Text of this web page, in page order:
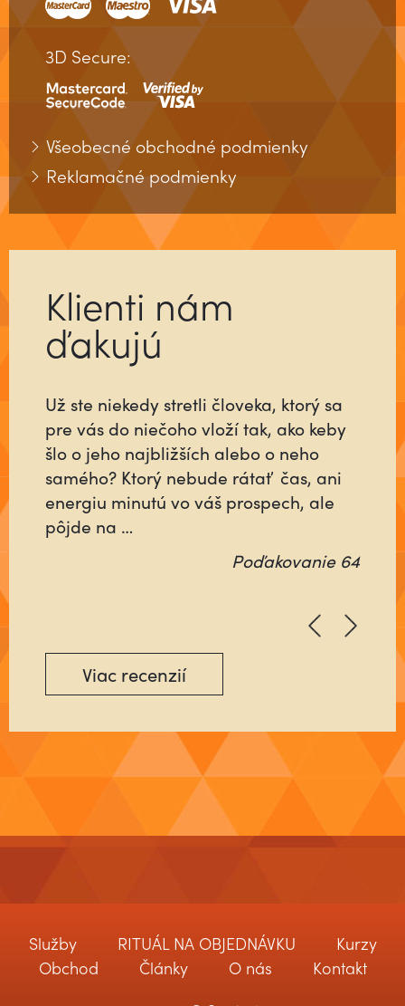
3D Secure:
Všeobecné obchodné podmienky
Reklamačné podmienky
Klienti nám
ďakujú
Už ste niekedy stretli človeka, ktorý sa
pre vás do niečoho vloží tak, ako keby
šlo o jeho najbližších alebo o neho
samého? Ktorý nebude rátať čas, ani
energiu minutú vo váš prospech, ale
pôjde na …
Poďakovanie 64
Viac recenzií
Služby RITUÁL NA OBJEDNÁVKU
Kurzy
Obchod
Články O nás
Kontakt